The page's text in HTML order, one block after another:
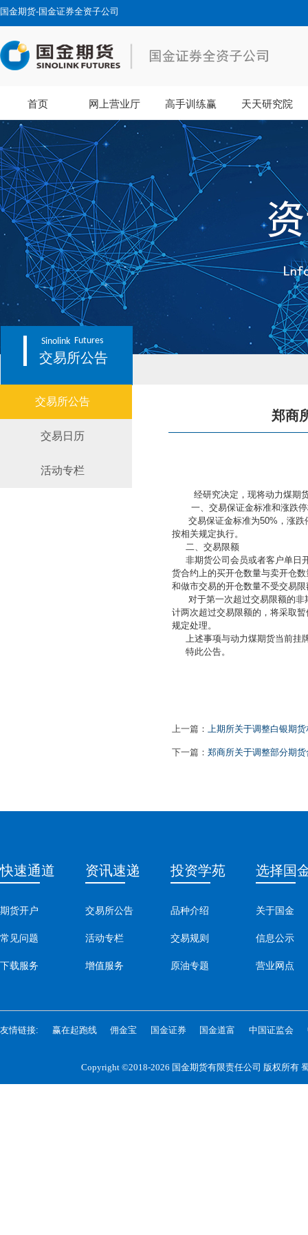
国金期货-国金证券全资子公司
首页 网上营业厅 高手训练赢 天天研究院
Sinolink Futures
交易所公告
交易所公告
交易日历
活动专栏
郑商
经研究决定，现将动力煤期货
一、交易保证金标准和涨跌停
交易保证金标准为50%，涨跌
按相关规定执行。
二、交易限额
非期货公司会员或者客户单日
货合约上的买开仓数量与卖开仓
和做市交易的开仓数量不受交易
对于第一次超过交易限额的非
计两次超过交易限额的，将采取
规定处理。
上述事项与动力煤期货当前挂
特此公告。
上一篇： 上期所关于调整白银期
下一篇： 郑商所关于调整部分期
快速通道
期货开户
常见问题
下载服务
资讯速递
交易所公告
活动专栏
增值服务
投资学苑
品种介绍
交易规则
原油专题
选择国
关于国金
信息公示
营业网点
友情链接: 赢在起跑线 佣金宝 国金证券 国金道富 中国证监会
Copyright ©2018-2026 国金期货有限责任公司 版权所有